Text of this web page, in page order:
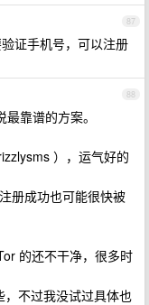
87
证手机号，可以注册
88
靠谱的方案。
），运气好的
册成功也可能很快被
的还不干净，很多时
不过我没试过具体也